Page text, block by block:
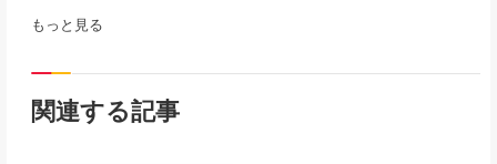
もっと見る
関連する記事